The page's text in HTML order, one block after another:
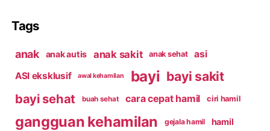
Tags
anak anak autis anak sakit anak sehat
asi
ASI eksklusif
awal kehamilan bayi bayi sakit
bayi sehat buah sehat cara cepat hamil ciri hamil
gangguan kehamilan gejala hamil hamil